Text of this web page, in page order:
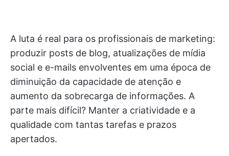
A luta é real para os profissionais de marketing:
produzir posts de blog, atualizações de mídia
social e e-mails envolventes em uma época de
diminuição da capacidade de atenção e
aumento da sobrecarga de informações. A
parte mais difícil? Manter a criatividade e a
qualidade com tantas tarefas e prazos
apertados.